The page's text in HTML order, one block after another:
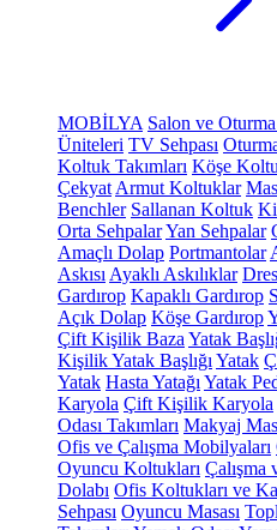
MOBİLYA Salon ve Oturma
Üniteleri TV Sehpası
Koltuk Takımları Köşe
Çekyat Armut Koltuklar
Benchler Sallanan Koltuk
Orta SehpalarYan Sehpalar
Amaçlı Dolap Portmantolar
Askısı Ayaklı Askılıklar
Gardırop Kapaklı Gardırop
Açık Dolap Köşe Gardırop
Çift Kişilik Baza Yatak
Kişilik Yatak Başlığı Yatak
Yatak Hasta Yatağı Yatak
Karyola Çift Kişilik Karyola
Odası Takımları Makyaj
Ofis ve Çalışma Mobilyaları
Oyuncu Koltukları Çalışma
Dolabı Ofis Koltukları ve
Sehpası Oyuncu Masası